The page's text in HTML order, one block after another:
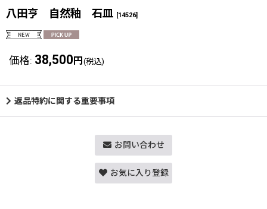
八田亨 自然釉 石皿 [14526]
価格: 38,500 円 (税込)
返品特約に関する重要事項
お問い合わせ
お気に入り登録